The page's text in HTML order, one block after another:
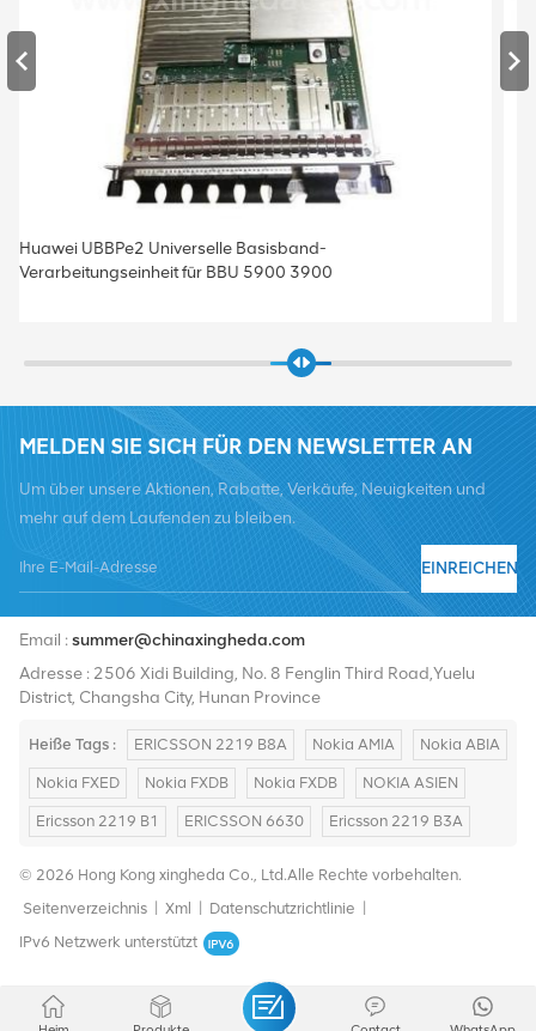
Huawei UBBPe4 Universelle Basisband-
Verarbeitungseinheit für BBU 5900 3900
MELDEN SIE SICH FÜR DEN NEWSLETTER AN
Um über unsere Aktionen, Rabatte, Verkäufe, Neuigkeiten und
mehr auf dem Laufenden zu bleiben.
EINREICHEN
Email :summer@chinaxingheda.com
Adresse : 2506 Xidi Building, No. 8 Fenglin Third Road,Yuelu
District, Changsha City, Hunan Province
Heiße Tags : ERICSSON 2219 B8A Nokia AMIA Nokia ABIA
Nokia FXED Nokia FXDB Nokia FXDB NOKIA ASIEN
Ericsson 2219 B1 ERICSSON 6630 Ericsson 2219 B3A
© 2026 Hong Kong xingheda Co., Ltd.Alle Rechte vorbehalten.
Seitenverzeichnis
Xml Datenschutzrichtlinie
IPv6 Netzwerk unterstützt